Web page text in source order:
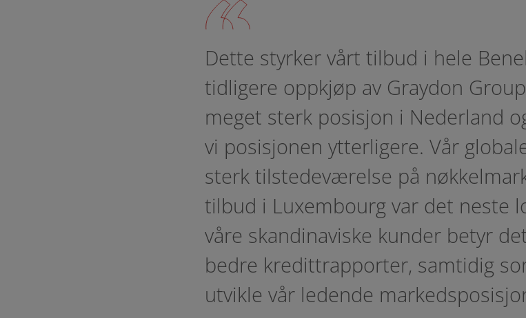
Dette styrker vårt tilbud i hele
tidligere oppkjøp av Graydon
meget sterk posisjon i Nederland
vi posisjonen ytterligere. Vår
sterk tilstedeværelse på
tilbud i Luxembourg var det neste
våre skandinaviske kunder betyr
bedre kredittrapporter, samtidig
utvikle vår ledende